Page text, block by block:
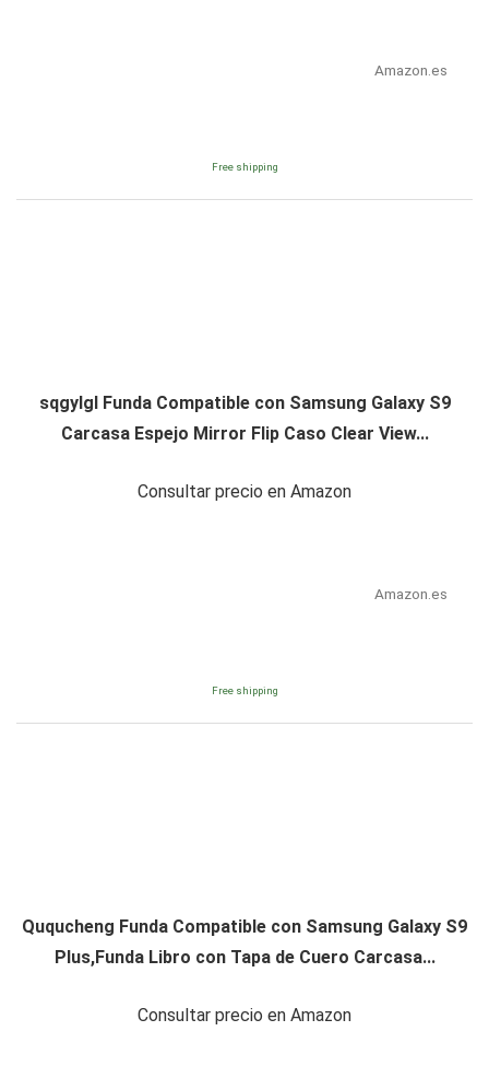
Amazon.es
Free shipping
sqgylgl Funda Compatible con Samsung Galaxy S9
Carcasa Espejo Mirror Flip Caso Clear View...
Consultar precio en Amazon
Amazon.es
Free shipping
Ququcheng Funda Compatible con Samsung Galaxy S9
Plus,Funda Libro con Tapa de Cuero Carcasa...
Consultar precio en Amazon